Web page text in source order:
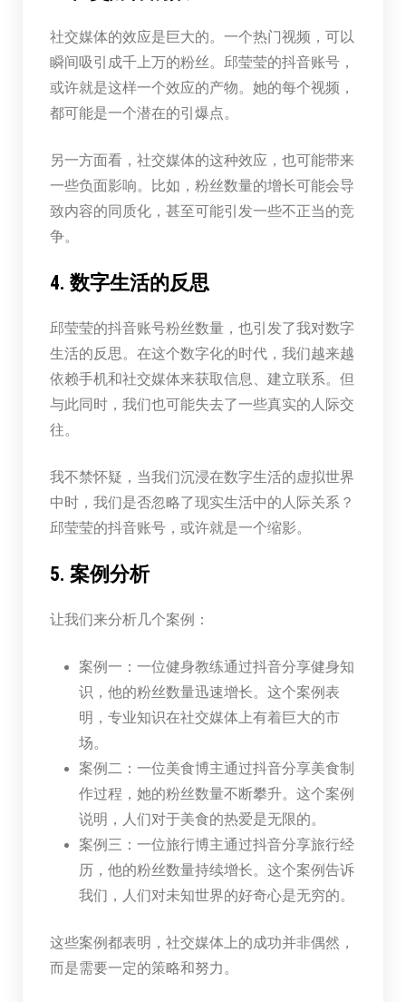
社交媒体的效应是巨大的。一个热门视频，可以
瞬间吸引成千上万的粉丝。邱莹莹的抖音账号，
或许就是这样一个效应的产物。她的每个视频，
都可能是一个潜在的引爆点。
另一方面看，社交媒体的这种效应，也可能带来
一些负面影响。比如，粉丝数量的增长可能会导
致内容的同质化，甚至可能引发一些不正当的竞
争。
4. 数字生活的反思
邱莹莹的抖音账号粉丝数量，也引发了我对数字
生活的反思。在这个数字化的时代，我们越来越
依赖手机和社交媒体来获取信息、建立联系。但
与此同时，我们也可能失去了一些真实的人际交
往。
我不禁怀疑，当我们沉浸在数字生活的虚拟世界
中时，我们是否忽略了现实生活中的人际关系？
邱莹莹的抖音账号，或许就是一个缩影。
5. 案例分析
让我们来分析几个案例：
案例一：一位健身教练通过抖音分享健身知
识，他的粉丝数量迅速增长。这个案例表
明，专业知识在社交媒体上有着巨大的市
场。
案例二：一位美食博主通过抖音分享美食制
作过程，她的粉丝数量不断攀升。这个案例
说明，人们对于美食的热爱是无限的。
案例三：一位旅行博主通过抖音分享旅行经
历，他的粉丝数量持续增长。这个案例告诉
我们，人们对未知世界的好奇心是无穷的。
这些案例都表明，社交媒体上的成功并非偶然，
而是需要一定的策略和努力。